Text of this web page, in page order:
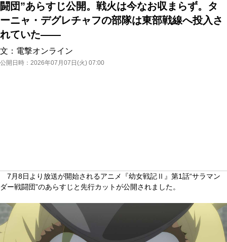
闘団”あらすじ公開。戦⽕は今なお収まらず。タ
ーニャ・デグレチャフの部隊は東部戦線へ投入さ
れていた――
文： 電撃オンライン
公開日時： 2026年07月07日(火) 07:00
7月8日より放送が開始されるアニメ『幼女戦記Ⅱ』第1話“サラマン
ダー戦闘団”のあらすじと先行カットが公開されました。